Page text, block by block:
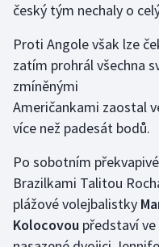
Krasobruslení
Lezení
Lyže a snowboard
Moderní pětiboj
Motorsport
Olympijské hry
Parasport
český tým nechaly o
Proti Angole však lze
zatím prohrál všechna
zmíněnými
Američankami zaostal
více než padesát bodů.
Po sobotním
Brazilkami Talitou
plážové volejbalistky
Kolocovou představí